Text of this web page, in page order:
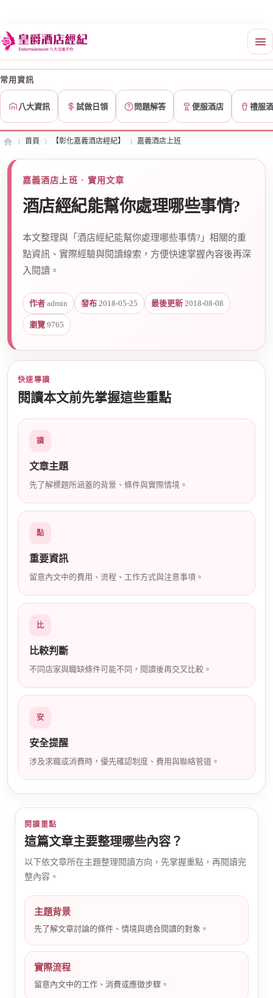
常用資訊
八大資訊 試做日領 問題解答 便服酒店 禮服
首頁 【彰化嘉義酒店經紀】 嘉義酒店上班
嘉義酒店上班 · 實用文章
酒店經紀能幫你處理哪些事情?
本文整理與「酒店經紀能幫你處理哪些事情?」相關的重
點資訊、實際經驗與閱讀線索，方便快速掌握內容後再深
入閱讀。
作者 admin 發布 2018-05-25 最後更新 2018-08-08
瀏覽 9765
快速導讀
閱讀本文前先掌握這些重點
讀
文章主題
先了解標題所涵蓋的背景、條件與實際情境。
點
重要資訊
留意內文中的費用、流程、工作方式與注意事項。
比
比較判斷
不同店家與職缺條件可能不同，閱讀後再交叉比較。
安
安全提醒
涉及求職或消費時，優先確認制度、費用與聯絡管道。
閱讀重點
這篇文章主要整理哪些內容？
以下依文章所在主題整理閱讀方向，先掌握重點，再閱讀完
整內容。
主題背景
先了解文章討論的條件、情境與適合閱讀的對象。
實際流程
留意內文中的工作、消費或應徵步驟。